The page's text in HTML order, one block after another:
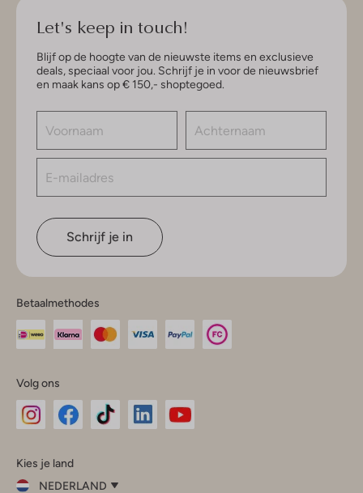
Let's keep in touch!
Blijf op de hoogte van de nieuwste items en exclusieve
deals, speciaal voor jou. Schrijf je in voor de nieuwsbrief
en maak kans op € 150,- shoptegoed.
Schrijf je in
Betaalmethodes
Volg ons
InstagramFacebook
Kies je land
NEDERLAND